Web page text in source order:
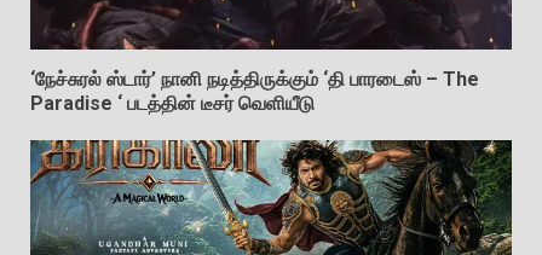
‘நேச்சுரல் ஸ்டார்’ நானி நடித்திருக்கும் ‘தி பாரடைஸ் – The
Paradise ‘ படத்தின் டீசர் வெளியீடு